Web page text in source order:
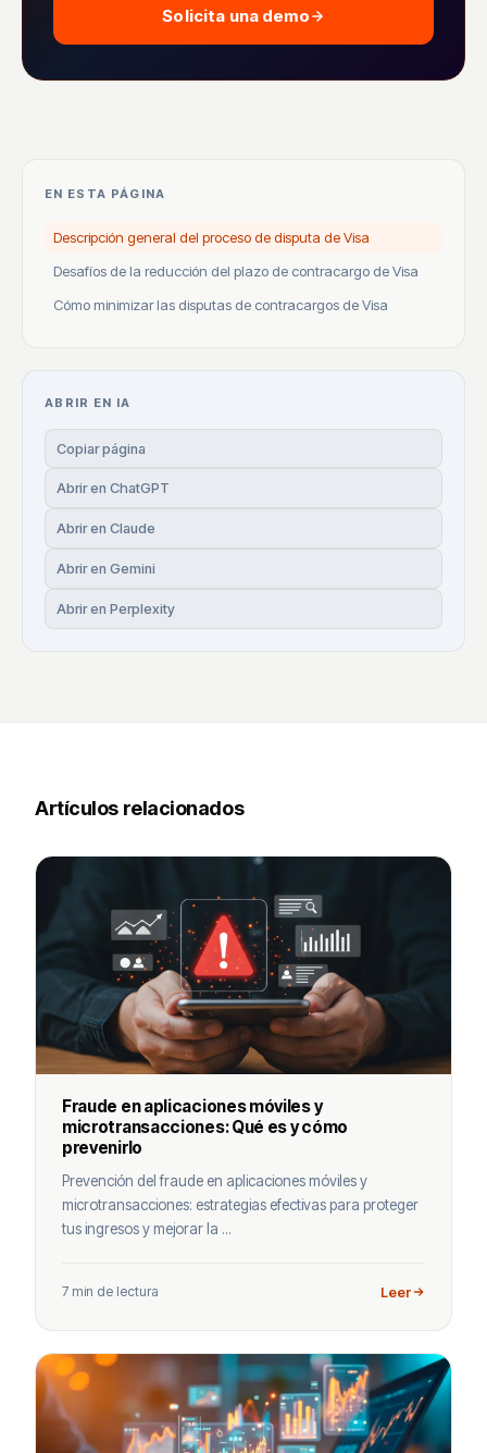
Solicita una demo
EN ESTA PÁGINA
Descripción general del proceso de disputa de Visa
Desafíos de la reducción del plazo de contracargo de Visa
Cómo minimizar las disputas de contracargos de Visa
ABRIR EN IA
Copiar página
Abrir en ChatGPT
Abrir en Claude
Abrir en Gemini
Abrir en Perplexity
Artículos relacionados
Fraude en aplicaciones móviles y
microtransacciones: Qué es y cómo
prevenirlo
Prevención del fraude en aplicaciones móviles y
microtransacciones: estrategias efectivas para proteger
tus ingresos y mejorar la ...
7 min de lectura Leer